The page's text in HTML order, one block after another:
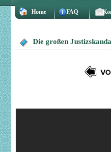
Home FAQ
Die großen